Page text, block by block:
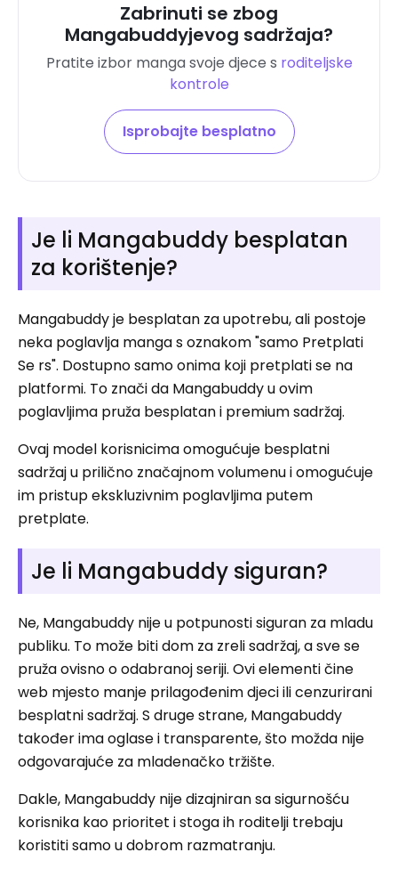
Zabrinuti se zbog
Mangabuddyjevog sadržaja?
Pratite izbor manga svoje djece s roditeljske
kontrole
Isprobajte besplatno
Je li Mangabuddy besplatan
za korištenje?
Mangabuddy je besplatan za upotrebu, ali postoje
neka poglavlja manga s oznakom "samo Pretplati
Se rs". Dostupno samo onima koji pretplati se na
platformi. To znači da Mangabuddy u ovim
poglavljima pruža besplatan i premium sadržaj.
Ovaj model korisnicima omogućuje besplatni
sadržaj u prilično značajnom volumenu i omogućuje
im pristup ekskluzivnim poglavljima putem
pretplate.
Je li Mangabuddy siguran?
Ne, Mangabuddy nije u potpunosti siguran za mladu
publiku. To može biti dom za zreli sadržaj, a sve se
pruža ovisno o odabranoj seriji. Ovi elementi čine
web mjesto manje prilagođenim djeci ili cenzurirani
besplatni sadržaj. S druge strane, Mangabuddy
također ima oglase i transparente, što možda nije
odgovarajuće za mladenačko tržište.
Dakle, Mangabuddy nije dizajniran sa sigurnošću
korisnika kao prioritet i stoga ih roditelji trebaju
koristiti samo u dobrom razmatranju.